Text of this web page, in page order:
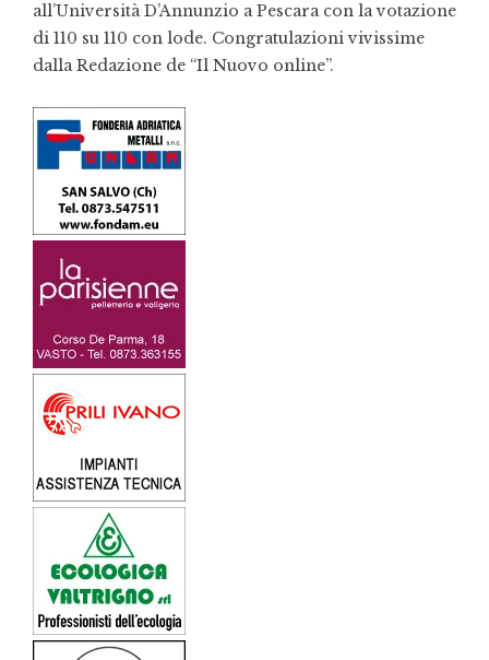
all’Università D’Annunzio a Pescara con la votazione
di 110 su 110 con lode. Congratulazioni vivissime
dalla Redazione de “Il Nuovo online”.